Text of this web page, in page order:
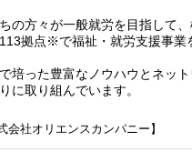
スケジュール〉
送り・ケース記録の確認など
受入れ・作業支援
率・作業支援
・昼食（1時間）
先から事業所への送迎
の作成
の方々が一般就労を目指して
拠点※で福祉・就労支援事業
培った豊富なノウハウとネッ
に取り組んでいます。
は2つのパターンの事業所を全
A型事業所】
社オリエンスカンパニー】